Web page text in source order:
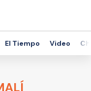
El Tiempo Video